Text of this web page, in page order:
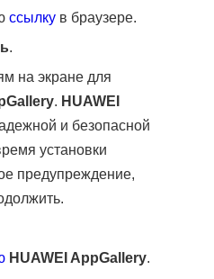
ссылку в браузере.
.
на экране для
. HUAWEI
и безопасной
установки
предупреждение,
HUAWEI AppGallery.